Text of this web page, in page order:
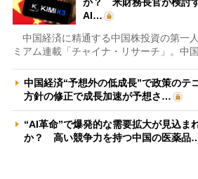
AI…
中国経済に精通する中国株投資の第一
ミアム連載「チャイナ・リサーチ」。中
中国経済“予想外の低成長”で政策の
方針の修正で成長加速が予想さ…
“AI革命”で爆発的な需要拡大が見込ま
か？ 高い競争力を持つ中国の医薬品